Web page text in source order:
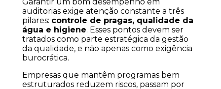
auditorias exige atenção constante a três
pilares: controle de pragas, qualidade da
água e higiene. Esses pontos devem ser
tratados como parte estratégica da gestão
da qualidade, e não apenas como exigência
burocrática.
Empresas que mantêm programas bem
estruturados reduzem riscos, passam por